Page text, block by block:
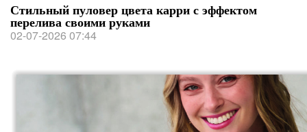
Стильный пуловер цвета карри с эффектом
перелива своими руками
02-07-2026 07:44